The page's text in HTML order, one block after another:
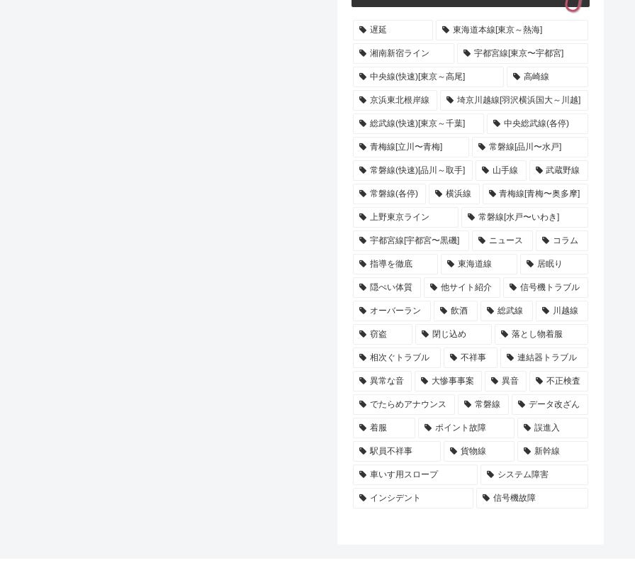
遅延 東海道本線[東京～熱海]
湘南新宿ライン 宇都宮線[東京〜宇都宮]
中央線(快速)[東京～高尾] 高崎線
京浜東北根岸線 埼京川越線[羽沢横浜国大～川越]
総武線(快速)[東京～千葉] 中央総武線(各停)
青梅線[立川〜青梅] 常磐線[品川〜水戸]
常磐線(快速)[品川～取手] 山手線 武蔵野線
常磐線(各停) 横浜線 青梅線[青梅〜奥多摩]
上野東京ライン 常磐線[水戸〜いわき]
宇都宮線[宇都宮〜黒磯] ニュース コラム
指導を徹底 東海道線 居眠り
隠ぺい体質 他サイト紹介 信号機トラブル
オーバーラン 飲酒 総武線 川越線
窃盗 閉じ込め 落とし物着服
相次ぐトラブル 不祥事 連結器トラブル
異常な音 大惨事事案 異音 不正検査
でたらめアナウンス 常磐線 データ改ざん
着服 ポイント故障 誤進入
駅員不祥事 貨物線 新幹線
車いす用スロープ システム障害
インシデント 信号機故障